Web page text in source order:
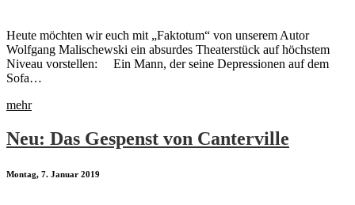
Heute möchten wir euch mit „Faktotum“ von unserem Autor
Wolfgang Malischewski ein absurdes Theaterstück auf höchstem
Niveau vorstellen: Ein Mann, der seine Depressionen auf dem
Sofa…
mehr
Neu: Das Gespenst von Canterville
Montag, 7. Januar 2019